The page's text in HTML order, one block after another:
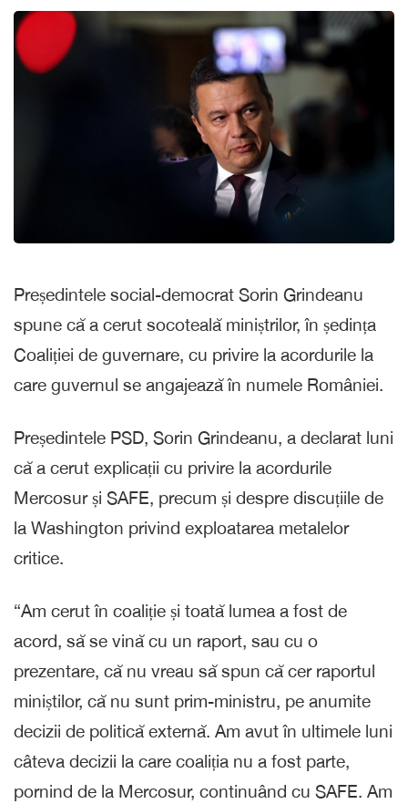
Președintele social-democrat Sorin Grindeanu
spune că a cerut socoteală miniștrilor, în ședința
Coaliției de guvernare, cu privire la acordurile la
care guvernul se angajează în numele României.
Președintele PSD, Sorin Grindeanu, a declarat luni
că a cerut explicații cu privire la acordurile
Mercosur și SAFE, precum și despre discuțiile de
la Washington privind exploatarea metalelor
critice.
“Am cerut în coaliție și toată lumea a fost de
acord, să se vină cu un raport, sau cu o
prezentare, că nu vreau să spun că cer raportul
miniștilor, că nu sunt prim-ministru, pe anumite
decizii de politică externă. Am avut în ultimele luni
câteva decizii la care coaliția nu a fost parte,
pornind de la Mercosur, continuând cu SAFE. Am